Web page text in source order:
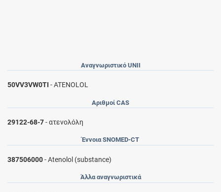
Αναγνωριστικό UNII
50VV3VW0TI - ATENOLOL
Αριθμοί CAS
29122-68-7- ατενολόλη
Έννοια SNOMED-CT
387506000- Atenolol (substance)
Άλλα αναγνωριστικά